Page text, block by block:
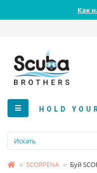
Как
HOLD
SCORPENA Буй